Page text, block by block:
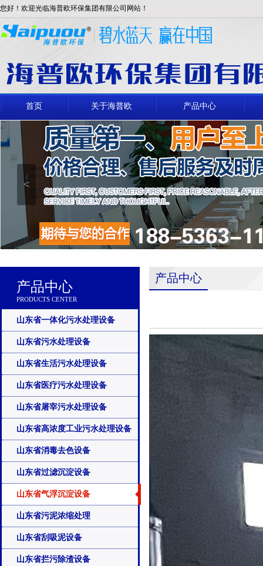
您好！欢迎光临海普欧环保集团有限公司网站！
首页 关于海普欧 产品中心
<
产品中心
PRODUCTS CENTER
山东省一体化污水处理设备
山东省污水处理设备
山东省生活污水处理设备
山东省医疗污水处理设备
山东省屠宰污水处理设备
山东省高浓度工业污水处理设备
山东省消毒去色设备
山东省过滤沉淀设备
山东省气浮沉淀设备
山东省污泥浓缩处理
山东省刮吸泥设备
山东省拦污除渣设备
产品中心